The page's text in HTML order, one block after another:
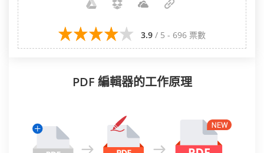
3.9 / 5 - 696 票數
PDF 編輯器的工作原理